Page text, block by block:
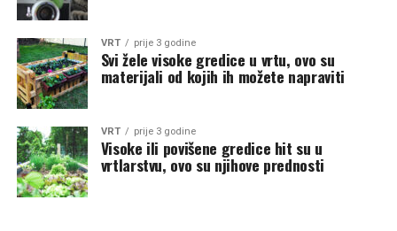
VRT prije 3 godine
Svi žele visoke gredice u vrtu, ovo su
materijali od kojih ih možete napraviti
VRT prije 3 godine
Visoke ili povišene gredice hit su u
vrtlarstvu, ovo su njihove prednosti